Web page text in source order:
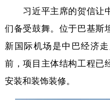
四川 贵州
陕西 甘肃
习近平主席的贺信让
们备受鼓舞。位于巴基斯
新国际机场是中巴经济
前，项目主体结构工程已
安装和装饰装修。